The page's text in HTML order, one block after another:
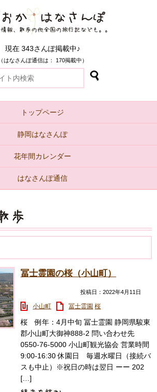
現在 343さんぽ掲載中♪
（はなさんぽ通信は： 170掲載中）
トップページ
静岡はなさんぽ
花年間カレンダー
はなさんぽ通信
冨士霊園の桜（小山町）
投稿日：2022年4月11日
小山町 冨士霊園 桜
桜 例年：4月中旬 冨士霊園 静岡県駿東
郡小山町大御神888-2 問い合わせ先
0550-76-5000 小山町観光協会 営業時間
9:00-16:30 休園日 毎週水曜日（接続バ
スも中止）※祝日の時は翌日 ーー 202
[…]